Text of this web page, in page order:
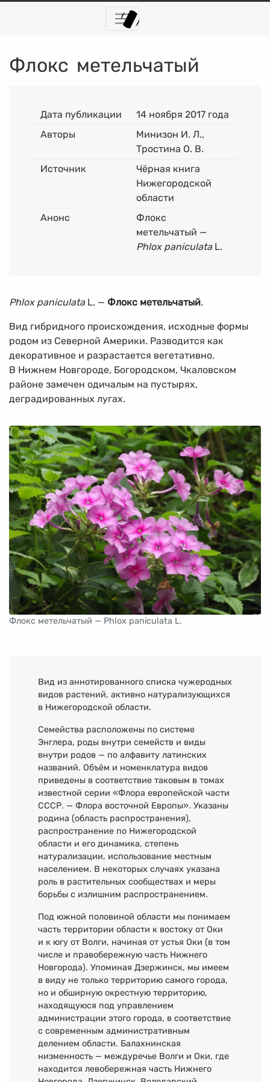
Флокс метельчатый
Дата публикации
14 ноября 2017 года
Авторы
Минизон И. Л.,
Тростина О. В.
Источник
Чёрная книга
Нижегородской
области
Анонс
Флокс
метельчатый —
Phlox paniculataL.
Phlox paniculataL. — Флокс метельчатый.
Вид гибридного происхождения, исходные формы
родом из Северной Америки. Разводится как
декоративное и разрастается вегетативно.
В Нижнем Новгороде, Богородском, Чкаловском
районе замечен одичалым на пустырях,
деградированных лугах.
Флокс метельчатый — Phlox paniculata L.
Вид из аннотированного списка чужеродных
видов растений, активно натурализующихся
в Нижегородской области.
Семейства расположены по системе
Энглера, роды внутри семейств и виды
внутри родов — по алфавиту латинских
названий. Объём и номенклатура видов
приведены в соответствие таковым в томах
известной серии «Флора европейской части
СССР. — Флора восточной Европы». Указаны
родина (область распространения),
распространение по Нижегородской
области и его динамика, степень
натурализации, использование местным
населением. В некоторых случаях указана
роль в растительных сообществах и меры
борьбы с излишним распространением.
Под южной половиной области мы понимаем
часть территории области к востоку от Оки
и к югу от Волги, начиная от устья Оки (в том
числе и правобережную часть Нижнего
Новгорода). Упоминая Дзержинск, мы имеем
в виду не только территорию самого города,
но и обширную окрестную территорию,
находящуюся под управлением
администрации этого города, в соответствие
с современным административным
делением области. Балахнинская
низменность — междуречье Волги и Оки, где
находится левобережная часть Нижнего